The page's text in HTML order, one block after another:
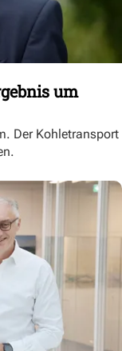
um
Der Kohletransport